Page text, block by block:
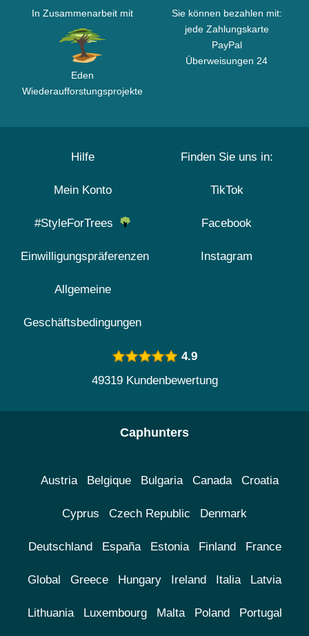
In Zusammenarbeit mit
Eden
Wiederaufforstungsprojekte
Sie können bezahlen mit:
jede Zahlungskarte
PayPal
Überweisungen 24
Hilfe
Mein Konto
#StyleForTrees
Einwilligungspräferenzen
Allgemeine
Geschäftsbedingungen
Finden Sie uns in:
TikTok
Facebook
Instagram
4.9
49319 Kundenbewertung
Caphunters
Austria Belgique Bulgaria Canada Croatia
Cyprus Czech Republic Denmark
Deutschland España Estonia Finland France
Global Greece Hungary Ireland Italia Latvia
Lithuania Luxembourg Malta Poland Portugal